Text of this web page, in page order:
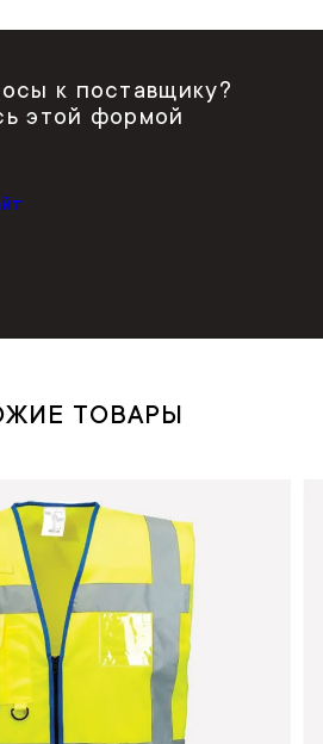
к поставщику?
этой формой
ТОВАРЫ